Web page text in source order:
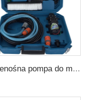
Przenośna pompa do mycia samochodów 12V do mycia ręcznego